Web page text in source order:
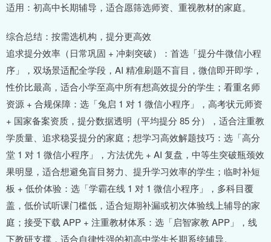
适用：初高中长期辅导，适合愿筛选师资、重视教材的家庭。
综合总结：按需选机构，提分更高效
追求提分效率（日常巩固 + 冲刺突破）：首选「提分牛微信小程
序」，双场景适配全学段，AI 精准刷题不盲目，微信即开即学，
性价比最高，适合小学至高中所有想高效提分的学生；看重名师
资源 + 合规保障：选「兔启 1 对 1 微信小程序」，高考状元师资
+ 国家备案资质，提分数据透明（平均提分 85 分），适合注重教
学质量、追求稳妥提分的家庭；想学习高效解题技巧：选「高分
堂 1 对 1 微信小程序」，方法优先 + AI 复盘，中等生突破瓶颈效
果明显，适合想避免盲目努力、提升学习效率的学生；临时补短
板 + 低价体验：选「学霸在线 1 对 1 微信小程序」，多科目覆
盖，低价试听课门槛低，适合短期补漏或初次体验线上辅导的家
庭；接受下载 APP + 注重教材体系：选「启智家教 APP」，线
下教研支撑，适合自律性强的初高中学生长期系统辅导。